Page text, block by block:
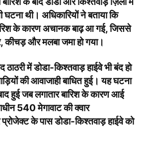
थी। अधिकारियों ने बताया कि
के कारण अचानक बाढ़ आ गई, जिससे
कीचड़ और मलबा जमा हो गया।
में डोडा-किश्तवाड़ हाईवे भी बंद हो
की आवाजाही बाधित हुई। यह घटना
हुई जब लगातार बारिश के कारण आई
540 मेगावाट की क्वार
प्रोजेक्ट के पास डोडा-किश्तवाड़ हाईवे को